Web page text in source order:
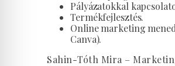
Pályázatokkal
Termékfejlesztés.
Online marketing
Canva).
Sahin-Tóth Mira –